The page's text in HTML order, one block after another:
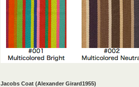
Jacobs Coat (Alexander Girard1955)